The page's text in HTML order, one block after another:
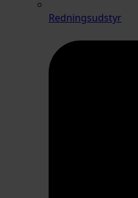
Redningsudstyr